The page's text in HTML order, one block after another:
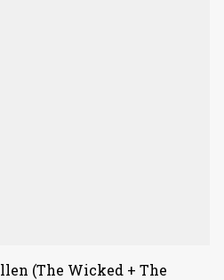
(The Wicked + The